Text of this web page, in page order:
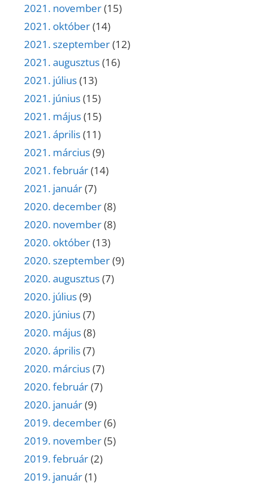
2021. november(15)
2021. október(14)
2021. szeptember(12)
2021. augusztus(16)
2021. július(13)
2021. június(15)
2021. május(15)
2021. április(11)
2021. március(9)
2021. február(14)
2021. január(7)
2020. december(8)
2020. november(8)
2020. október(13)
2020. szeptember(9)
2020. augusztus(7)
2020. július(9)
2020. június(7)
2020. május(8)
2020. április(7)
2020. március(7)
2020. február(7)
2020. január(9)
2019. december(6)
2019. november(5)
2019. február(2)
2019. január(1)